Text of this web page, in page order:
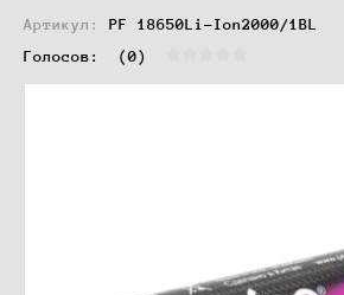
Артикул:
PF 18650Li-Ion2000/1BL
Голосов: (0)